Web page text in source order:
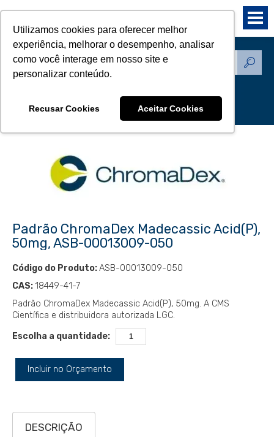
Utilizamos cookies para oferecer melhor
experiência, melhorar o desempenho, analisar
como você interage em nosso site e
personalizar conteúdo.
Recusar Cookies Aceitar Cookies
Produtos - Padrões de
Padrão ChromaDex Madecassic Acid(P),
50mg, ASB-00013009-050
Código do Produto:ASB-00013009-050
CAS: 18449-41-7
Padrão ChromaDex Madecassic Acid(P), 50mg. A CMS
Científica e distribuidora autorizada LGC.
Escolha a quantidade:
Incluir no Orçamento
DESCRIÇÃO